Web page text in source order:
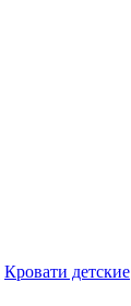
Кровати детские